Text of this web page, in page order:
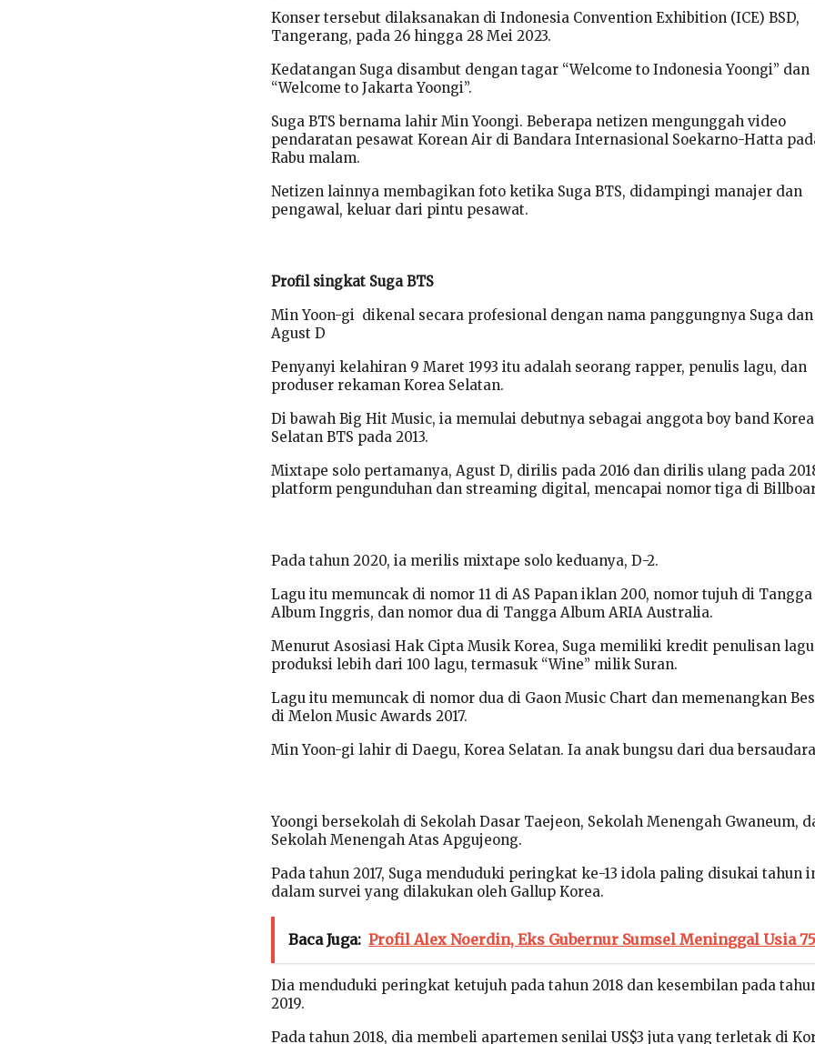
Konser tersebut dilaksanakan di Indonesia Convention Exhibition (ICE) BSD,
Tangerang, pada 26 hingga 28 Mei 2023.
Kedatangan Suga disambut dengan tagar “Welcome to Indonesia Yoongi” dan
“Welcome to Jakarta Yoongi”.
Suga BTS bernama lahir Min Yoongi. Beberapa netizen mengunggah video
pendaratan pesawat Korean Air di Bandara Internasional Soekarno-Hatta
Rabu malam.
Netizen lainnya membagikan foto ketika Suga BTS, didampingi manajer dan
pengawal, keluar dari pintu pesawat.
Profil singkat Suga BTS
Min Yoon-gi dikenal secara profesional dengan nama panggungnya Suga dan
Agust D
Penyanyi kelahiran 9 Maret 1993 itu adalah seorang rapper, penulis lagu, dan
produser rekaman Korea Selatan.
Di bawah Big Hit Music, ia memulai debutnya sebagai anggota boy band Korea
Selatan BTS pada 2013.
Mixtape solo pertamanya, Agust D, dirilis pada 2016 dan dirilis ulang pada
platform pengunduhan dan streaming digital, mencapai nomor tiga di
Pada tahun 2020, ia merilis mixtape solo keduanya, D-2.
Lagu itu memuncak di nomor 11 di AS Papan iklan 200, nomor tujuh di Tangga
Album Inggris, dan nomor dua di Tangga Album ARIA Australia.
Menurut Asosiasi Hak Cipta Musik Korea, Suga memiliki kredit penulisan
produksi lebih dari 100 lagu, termasuk “Wine” milik Suran.
Lagu itu memuncak di nomor dua di Gaon Music Chart dan memenangkan
di Melon Music Awards 2017.
Min Yoon-gi lahir di Daegu, Korea Selatan. Ia anak bungsu dari dua
Yoongi bersekolah di Sekolah Dasar Taejeon, Sekolah Menengah Gwaneum,
Sekolah Menengah Atas Apgujeong.
Pada tahun 2017, Suga menduduki peringkat ke-13 idola paling disukai tahun
dalam survei yang dilakukan oleh Gallup Korea.
Baca Juga: Profil Alex Noerdin, Eks Gubernur Sumsel Meninggal Usia 75
Dia menduduki peringkat ketujuh pada tahun 2018 dan kesembilan pada
2019.
Pada tahun 2018, dia membeli apartemen senilai US$3 juta yang terletak di